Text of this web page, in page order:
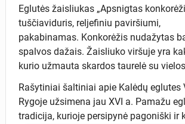
Eglutės žaisliukas „Apsnigtas
tuščiaviduris, reljefiniu paviršiumi,
pakabinamas. Konkorėžis nudažytas
spalvos dažais. Žaisliuko viršuje yra
kurio užmauta skardos taurelė su
Rašytiniai šaltiniai apie Kalėdų eglutes
Rygoje užsimena jau XVI a. Pamažu
tradicija, kurioje persipynė pagoniški ir